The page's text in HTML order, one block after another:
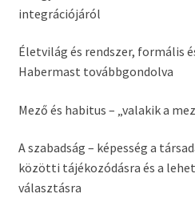
integrációjáról
Életvilág és rendszer, formális
Habermast továbbgondolva
Mező és habitus – „valakik a
A szabadság – képesség a
közötti tájékozódásra és a
választásra